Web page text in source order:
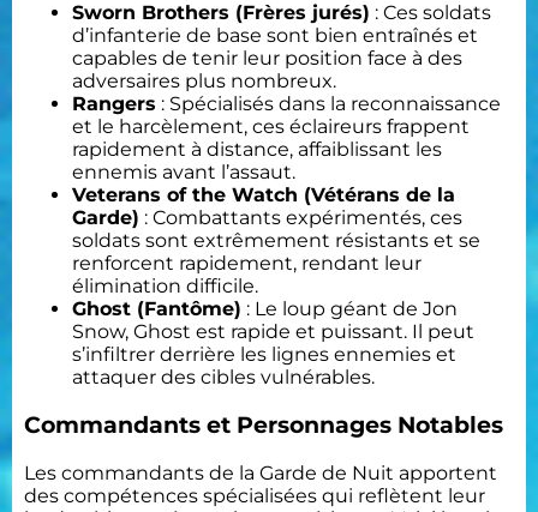
Sworn Brothers (Frères jurés) : Ces soldats
d’infanterie de base sont bien entraînés et
capables de tenir leur position face à des
adversaires plus nombreux.
Rangers : Spécialisés dans la reconnaissance
et le harcèlement, ces éclaireurs frappent
rapidement à distance, affaiblissant les
ennemis avant l’assaut.
Veterans of the Watch (Vétérans de la
Garde) : Combattants expérimentés, ces
soldats sont extrêmement résistants et se
renforcent rapidement, rendant leur
élimination difficile.
Ghost (Fantôme) : Le loup géant de Jon
Snow, Ghost est rapide et puissant. Il peut
s’infiltrer derrière les lignes ennemies et
attaquer des cibles vulnérables.
Commandants et Personnages Notables
Les commandants de la Garde de Nuit apportent
des compétences spécialisées qui reflètent leur